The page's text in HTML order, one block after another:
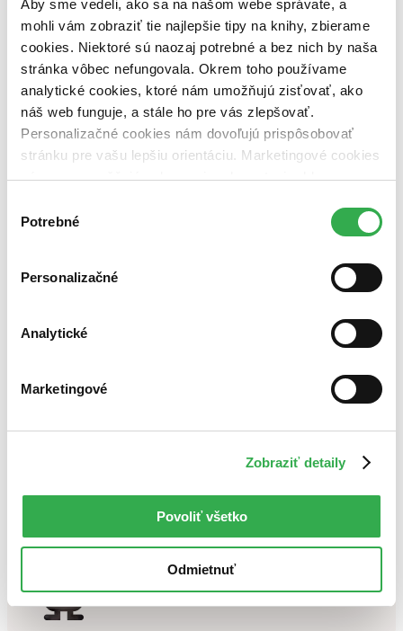
Aby sme vedeli, ako sa na našom webe správate, a
mohli vám zobraziť tie najlepšie tipy na knihy, zbierame
cookies. Niektoré sú naozaj potrebné a bez nich by naša
stránka vôbec nefungovala. Okrem toho používame
analytické cookies, ktoré nám umožňujú zisťovať, ako
náš web funguje, a stále ho pre vás zlepšovať.
Personalizačné cookies nám dovoľujú prispôsobovať
stránku pre vašu lepšiu orientáciu. Marketingové cookies
nám zas umožňujú zobrazenie relevantnej reklamy.
nám pomohlo, keby sme mohli používať všetky tieto
súhlasu
Potrebné
Personalizačné
Analytické
Marketingové
Zobraziť detaily
Povoliť všetko
Odmietnuť
Nové / čítané
nová (0 titulov)nová
čítaná (0 titulov)čítaná
čítaná - výborný stav (0 titulov)
čítaná - výborný stav
čítaná - mierne opotrebovaná (0 titulov)čítaná - mierne
opotrebovaná
čítané verzie vypredaných kníh (0 titulov)čítané verzie
vypredaných kníh
Zúžiť výber
Zoradiť
Novinky
Najvyššia zľava
Použité filtre
čítané - mierne opotrebované
Skúste prosím zmeniť vyhľadávaný výraz.
Chcete poradiť knihu?